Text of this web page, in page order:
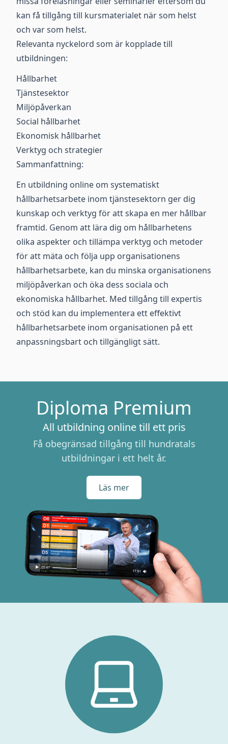
kan få tillgång till kursmaterialet när som helst
och var som helst.
Relevanta nyckelord som är kopplade till
utbildningen:
Hållbarhet
Tjänstesektor
Miljöpåverkan
Social hållbarhet
Ekonomisk hållbarhet
Verktyg och strategier
Sammanfattning:
En utbildning online om systematiskt
hållbarhetsarbete inom tjänstesektorn ger dig
kunskap och verktyg för att skapa en mer hållbar
framtid. Genom att lära dig om hållbarhetens
olika aspekter och tillämpa verktyg och metoder
för att mäta och följa upp organisationens
hållbarhetsarbete, kan du minska organisationens
miljöpåverkan och öka dess sociala och
ekonomiska hållbarhet. Med tillgång till expertis
och stöd kan du implementera ett effektivt
hållbarhetsarbete inom organisationen på ett
anpassningsbart och tillgängligt sätt.
Diploma Premium
All utbildning online till ett pris
Få obegränsad tillgång till hundratals
utbildningar i ett helt år.
Läs mer